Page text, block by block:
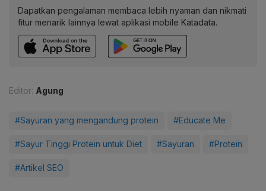
Dapatkan pengalaman membaca lebih nyaman dan nikmati
fitur menarik lainnya lewat aplikasi mobile Katadata.
Editor: Agung
#Sayuran yang mengandung protein #Educate Me
#Sayur Tinggi Protein untuk Diet #Sayuran #Protein
#Artikel SEO